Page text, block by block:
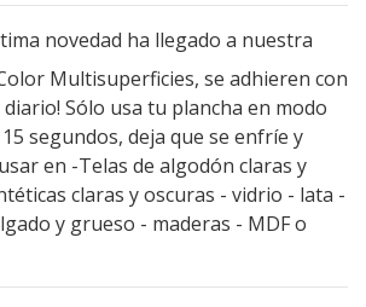
novedad ha llegado a nuestra
Multisuperficies, se adhieren con
Sólo usa tu plancha en modo
segundos, deja que se enfríe y
en -Telas de algodón claras y
claras y oscuras - vidrio - lata -
y grueso - maderas - MDF o